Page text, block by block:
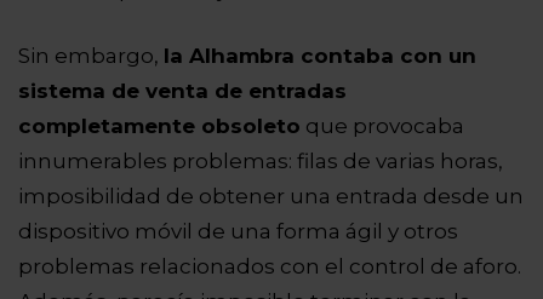
Sin embargo, la Alhambra contaba con un
sistema de venta de entradas
completamente obsoleto que provocaba
innumerables problemas: filas de varias horas,
imposibilidad de obtener una entrada desde un
dispositivo móvil de una forma ágil y otros
problemas relacionados con el control de aforo.